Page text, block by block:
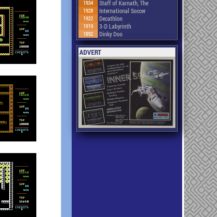
1934 Staff of Karnath, The
1928 International Soccer
1922 Decathlon
1919 3-D Labyrinth
1892 Dinky Doo
ADVERT